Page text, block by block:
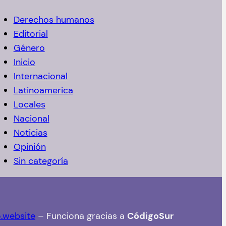
Derechos humanos
Editorial
Género
Inicio
Internacional
Latinoamerica
Locales
Nacional
Noticias
Opinión
Sin categoría
– Funciona gracias a CódigoSur